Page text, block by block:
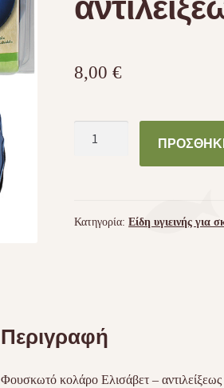
8,00€
XL
Κατηγορία:Είδη υγιεινής για
Περιγραφή
Φουσκωτό κολάρο Ελισάβετ –